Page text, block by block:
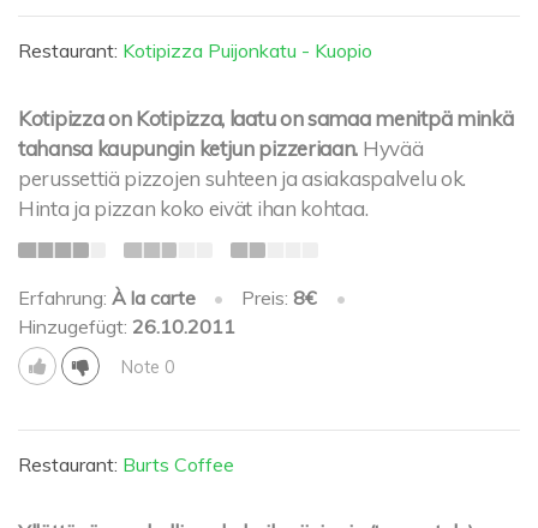
Restaurant: Kotipizza Puijonkatu - Kuopio
Kotipizza on Kotipizza, laatu on samaa menitpä minkä
tahansa kaupungin ketjun pizzeriaan. Hyvää
perussettiä pizzojen suhteen ja asiakaspalvelu ok.
Hinta ja pizzan koko eivät ihan kohtaa.
Erfahrung: À la carte • Preis:8€
•
Hinzugefügt: 26.10.2011
Note 0
Restaurant: Burts Coffee